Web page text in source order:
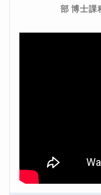
部 博士課